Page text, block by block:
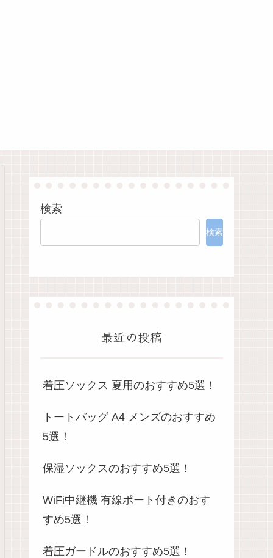
検索
検索
最近の投稿
着圧ソックス 夏用のおすすめ5選！
トートバッグ A4 メンズのおすすめ
5選！
保湿ソックスのおすすめ5選！
WiFi中継機 有線ポート付きのおす
すめ5選！
着圧ガードルのおすすめ5選！